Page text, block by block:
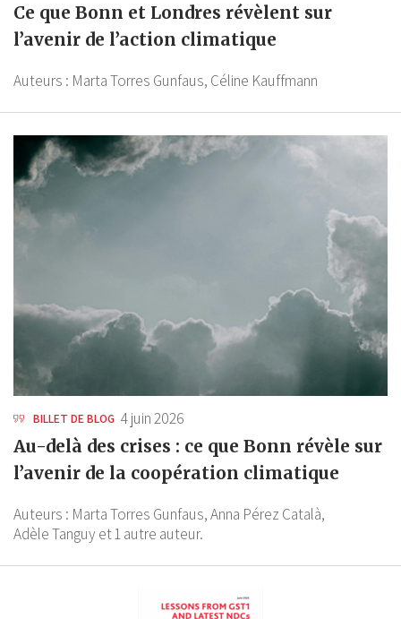
Ce que Bonn et Londres révèlent sur
l’avenir de l’action climatique
Auteurs : Marta Torres Gunfaus, Céline Kauffmann
BILLET DE BLOG 4 juin 2026
Au-delà des crises : ce que Bonn révèle sur
l’avenir de la coopération climatique
Auteurs : Marta Torres Gunfaus,Anna Pérez Català,
Adèle Tanguyet 1 autre auteur.